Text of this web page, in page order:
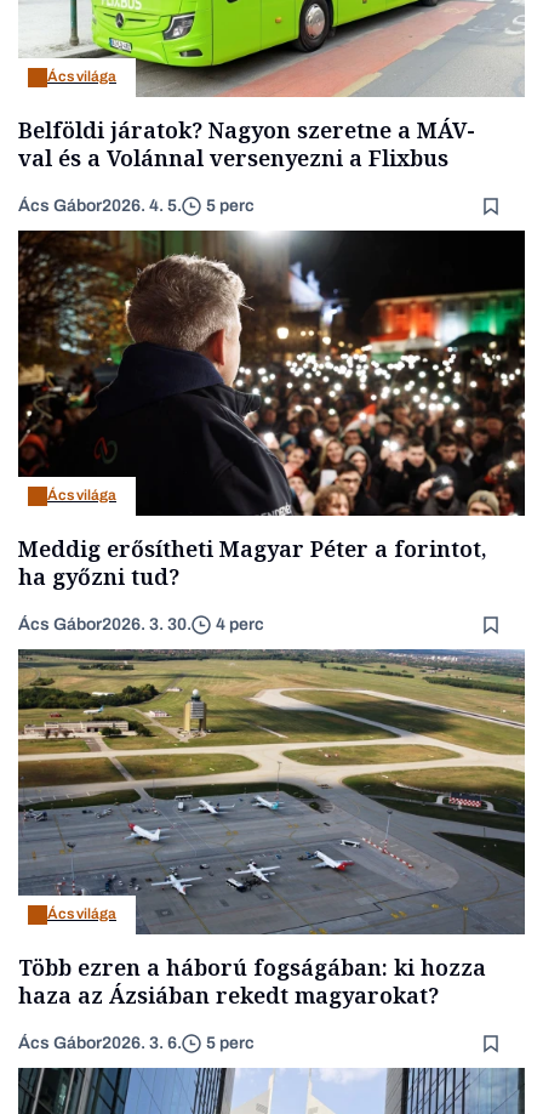
Ács világa
Belföldi járatok? Nagyon szeretne a MÁV-
val és a Volánnal versenyezni a Flixbus
Ács Gábor2026. 4. 5. 5 perc
Ács világa
Meddig erősítheti Magyar Péter a forintot,
ha győzni tud?
Ács Gábor2026. 3. 30. 4 perc
Ács világa
Több ezren a háború fogságában: ki hozza
haza az Ázsiában rekedt magyarokat?
Ács Gábor2026. 3. 6. 5 perc